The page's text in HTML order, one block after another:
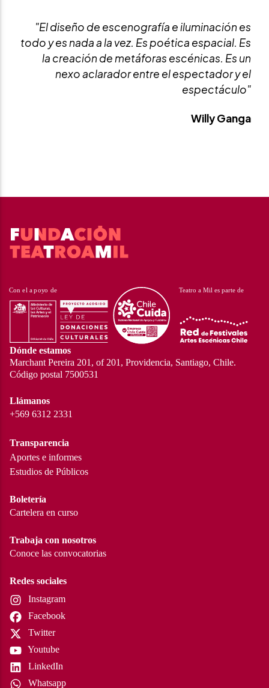
"El diseño de escenografía e iluminación es
todo y es nada a la vez. Es poética espacial. Es
la creación de metáforas escénicas. Es un
nexo aclarador entre el espectador y el
espectáculo"
Willy Ganga
Dónde estamos
Marchant Pereira 201, of 201, Providencia, Santiago, Chile.
Código postal 7500531
Llámanos
+569 6312 2331
Transparencia
Aportes e informes
Estudios de Públicos
Boletería
Cartelera en curso
Trabaja con nosotros
Conoce las convocatorias
Redes sociales
Instagram
Facebook
Twitter
Youtube
LinkedIn
Whatsapp